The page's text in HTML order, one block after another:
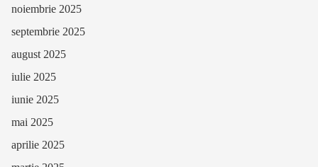
noiembrie 2025
septembrie 2025
august 2025
iulie 2025
iunie 2025
mai 2025
aprilie 2025